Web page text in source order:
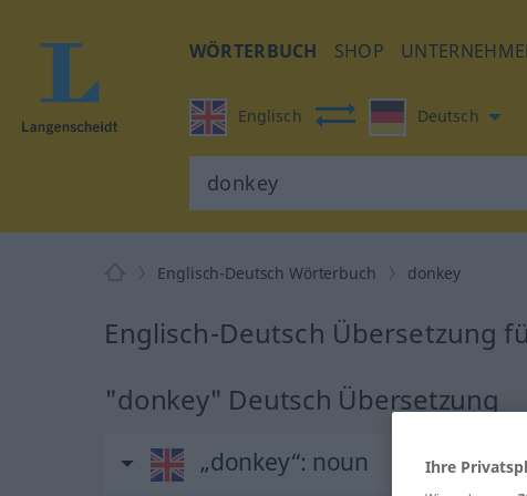
WÖRTERBUCH SHOP
Englisch Deutsch
Englisch-Deutsch Wörterbuch donkey
Englisch-Deutsch Übersetzung
"donkey" Deutsch Übersetzung
„donkey“: noun Ihre